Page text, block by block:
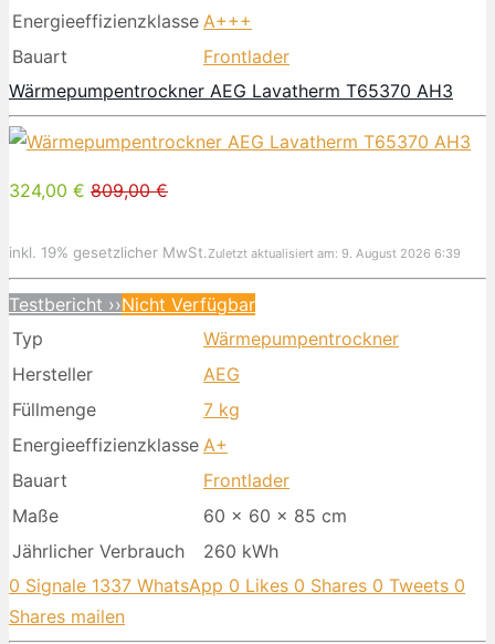
Energieeffizienzklasse A+++
Bauart
Frontlader
Wärmepumpentrockner AEG Lavatherm T65370 AH3
324,00 € 809,00 €
inkl. 19% gesetzlicher MwSt.Zuletzt aktualisiert am: 9. August 2026 6:39
Testbericht ››Nicht Verfügbar
Typ
Wärmepumpentrockner
Hersteller
AEG
Füllmenge
7 kg
Energieeffizienzklasse A+
Bauart
Frontlader
Maße
60 x 60 x 85 cm
Jährlicher Verbrauch
260 kWh
0 Signale 1337 WhatsApp 0 Likes 0 Shares 0 Tweets 0
Shares mailen